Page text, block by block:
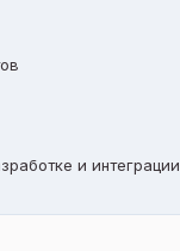
и интеграции